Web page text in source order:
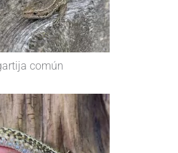
común